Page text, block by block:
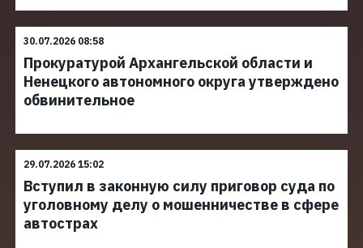
30.07.2026 08:58
Прокуратурой Архангельской области и
Ненецкого автономного округа утверждено
обвинительное
29.07.2026 15:02
Вступил в законную силу приговор суда по
уголовному делу о мошенничестве в сфере
автострах